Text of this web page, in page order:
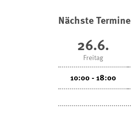
Nächste Termine
26.6.
Freitag
10:00 - 18:00